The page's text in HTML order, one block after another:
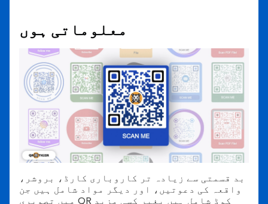
معلوماتی ہوں
بد قسمتی سے زیادہ تر کاروباری کارڈ، بروشر،
واقعہ کی دعوتیں، اور دیگر مواد شامل ہیں جن
میں تصویری QR کوڈ شامل ہیں بغیر کسی مزید